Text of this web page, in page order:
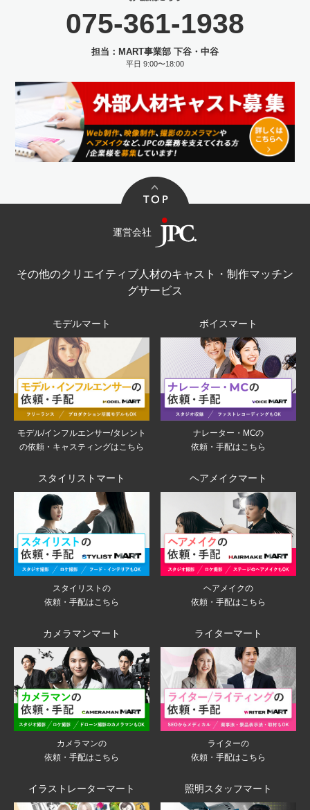
075-361-1938
担当：MART事業部 下谷・中谷
平日 9:00〜18:00
運営会社
その他のクリエイティブ人材のキャスト・制作マッチン
グサービス
モデルマート
モデル/インフルエンサー/タレント
の依頼・キャスティングはこちら
ボイスマート
ナレーター・MCの
依頼・手配はこちら
スタイリストマート
スタイリストの
依頼・手配はこちら
ヘアメイクマート
ヘアメイクの
依頼・手配はこちら
カメラマンマート
カメラマンの
依頼・手配はこちら
ライターマート
ライターの
依頼・手配はこちら
イラストレーターマート 照明スタッフマート